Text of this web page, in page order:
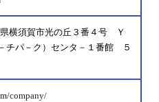
横須賀市光の丘３番４号 Ｙ
チパ－ク）センタ－１番館 ５
company/